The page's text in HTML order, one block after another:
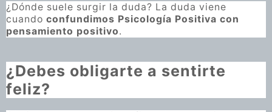
¿Dónde suele surgir la duda? La duda viene
cuando confundimos Psicología Positiva con
pensamiento positivo.
¿Debes obligarte a sentirte
feliz?